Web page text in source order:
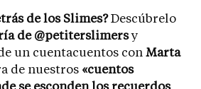
de los Slimes?Descúbrelo
de @petiterslimersy
un cuentacuentos con Marta
de nuestros «cuentos